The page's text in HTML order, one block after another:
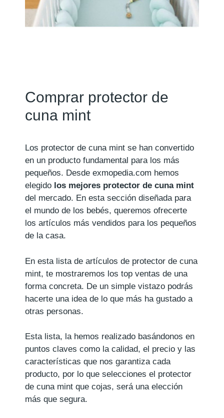
Comprar protector de
cuna mint
Los protector de cuna mint se han convertido
en un producto fundamental para los más
pequeños. Desde exmopedia.com hemos
elegido los mejores protector de cuna mint
del mercado. En esta sección diseñada para
el mundo de los bebés, queremos ofrecerte
los artículos más vendidos para los pequeños
de la casa.
En esta lista de artículos de protector de cuna
mint, te mostraremos los top ventas de una
forma concreta. De un simple vistazo podrás
hacerte una idea de lo que más ha gustado a
otras personas.
Esta lista, la hemos realizado basándonos en
puntos claves como la calidad, el precio y las
características que nos garantiza cada
producto, por lo que selecciones el protector
de cuna mint que cojas, será una elección
más que segura.